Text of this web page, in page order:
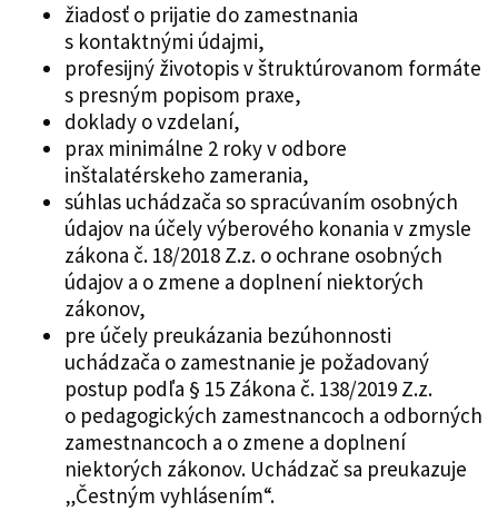
žiadosť o prijatie do zamestnania
s kontaktnými údajmi,
profesijný životopis v štruktúrovanom formáte
s presným popisom praxe,
doklady o vzdelaní,
prax minimálne 2 roky v odbore
inštalatérskeho zamerania,
súhlas uchádzača so spracúvaním osobných
údajov na účely výberového konania v zmysle
zákona č. 18/2018 Z.z. o ochrane osobných
údajov a o zmene a doplnení niektorých
zákonov,
pre účely preukázania bezúhonnosti
uchádzača o zamestnanie je požadovaný
postup podľa § 15 Zákona č. 138/2019 Z.z.
o pedagogických zamestnancoch a odborných
zamestnancoch a o zmene a doplnení
niektorých zákonov. Uchádzač sa preukazuje
„Čestným vyhlásením“.